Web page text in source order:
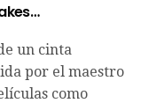
un cinta
por el maestro
como